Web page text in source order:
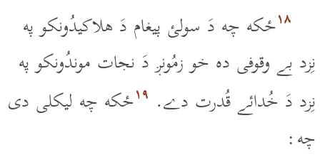
۱۸ځکه چه دَ سولئ پيغام دَ هلاکيدُونکو په
نِزد بے وقوفى ده خو زمُونږ دَ نجات موندُونکو په
نِزد دَ خُدائے قُدرت دے. ۱۹ځکه چه ليکلى دى
چه :